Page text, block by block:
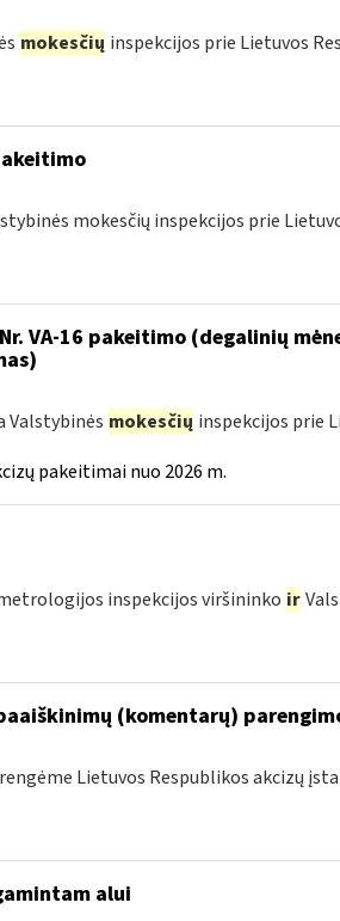
mokesčių inspekcijos prie Lietuvos
mokesčių inspekcijos prie
VA-16 pakeitimo (degalinių
Valstybinės mokesčių inspekcijos prie
pakeitimai nuo 2026 m.
inspekcijos viršininko ir
(komentarų)
Lietuvos Respublikos akcizų
alui